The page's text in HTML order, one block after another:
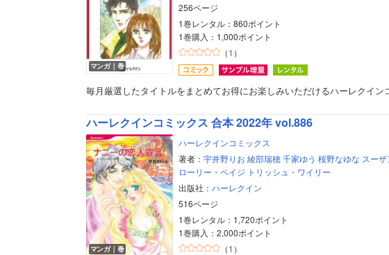
マンガ｜巻
256ページ
1巻レンタル：860ポイント
1巻購入：1,000ポイント
（1 ）
毎月厳選したタイトルをまとめてお得にお楽しみいただけるハーレクイ
ハーレクインコミックス 合本 2022年 vol.886
マンガ｜巻
ハーレクインコミックス
著者： 宇井野りお 綾部瑞穂 千家ゆう 桜野なゆな スー
ローリー・ペイジ トリッシュ・ワイリー
出版社： ハーレクイン
516ページ
1巻レンタル：1,720ポイント
1巻購入：2,000ポイント
（1 ）